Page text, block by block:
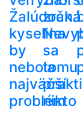
Žalúdočná
kyselina
by
nebola
najväčší
problém
zrak.
sa
tomu
nikto